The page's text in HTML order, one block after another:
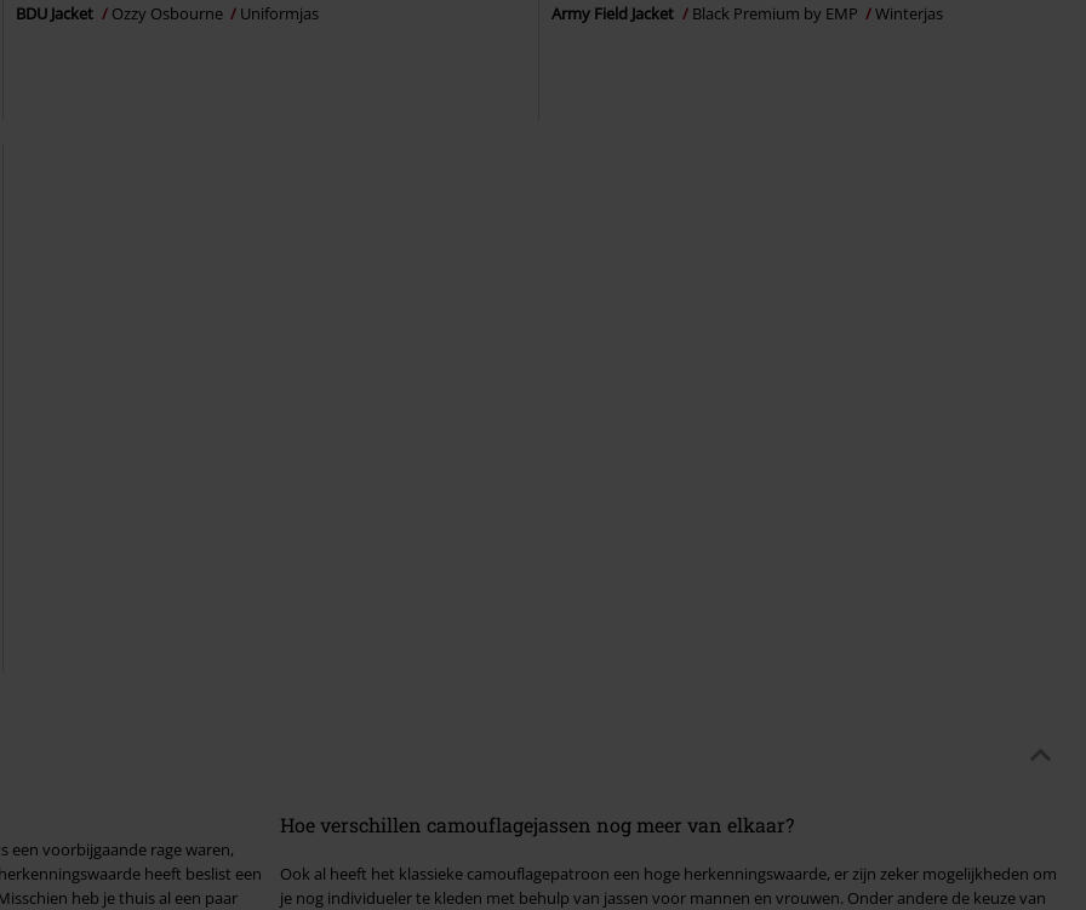
BDU Jacket Ozzy Osbourne Uniformjas Army Field Jacket Black Premium by EMP Winterjas
een voorbijgaande rage waren,
heeft beslist een
Hoe verschillen camouflagejassen nog meer van elkaar?
Ook al heeft het klassieke camouflagepatroon een hoge herkenningswaarde, er zijn zeker mogelijkheden om
je nog individueler te kleden met behulp van jassen voor mannen en vrouwen. Onder andere de keuze van